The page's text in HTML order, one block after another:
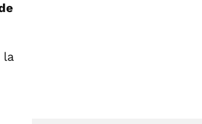
la